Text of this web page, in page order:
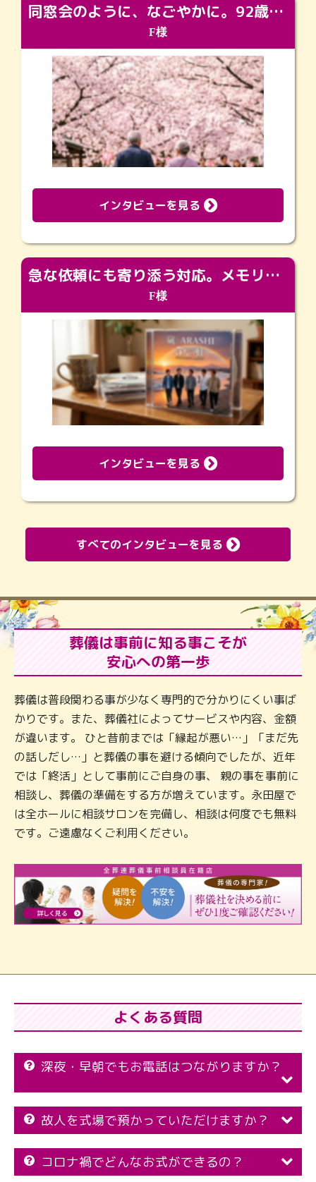
同窓会のように、なごやかに。92歳の旅立ちを彩った、再会と感謝の場
F様
インタビューを見る
急な依頼にも寄り添う対応。メモリアルコーナーで振り返る大切な日々
F様
インタビューを見る
すべてのインタビューを見る
葬儀は事前に知る事こそが
安心への第一歩
葬儀は普段関わる事が少なく専門的で分かりにくい事ば
かりです。また、葬儀社によってサービスや内容、金額
が違います。 ひと昔前までは「縁起が悪い…」「まだ先
の話しだし…」と葬儀の事を避ける傾向でしたが、近年
では「終活」として事前にご自身の事、 親の事を事前に
相談し、葬儀の準備をする方が増えています。永田屋で
は全ホールに相談サロンを完備し、相談は何度でも無料
です。ご遠慮なくご利用ください。
よくある質問
深夜・早朝でもお電話はつながりますか？
故人を式場で預かっていただけますか？
コロナ禍でどんなお式ができるの？